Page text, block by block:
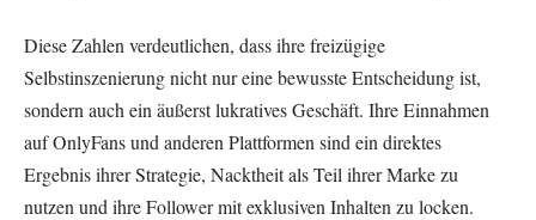
Diese Zahlen verdeutlichen, dass ihre freizügige
Selbstinszenierung nicht nur eine bewusste Entscheidung ist,
sondern auch ein äußerst lukratives Geschäft. Ihre Einnahmen
auf OnlyFans und anderen Plattformen sind ein direktes
Ergebnis ihrer Strategie, Nacktheit als Teil ihrer Marke zu
nutzen und ihre Follower mit exklusiven Inhalten zu locken.